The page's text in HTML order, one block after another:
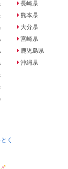
長崎県
熊本県
大分県
宮崎県
鹿児島県
沖縄県
く